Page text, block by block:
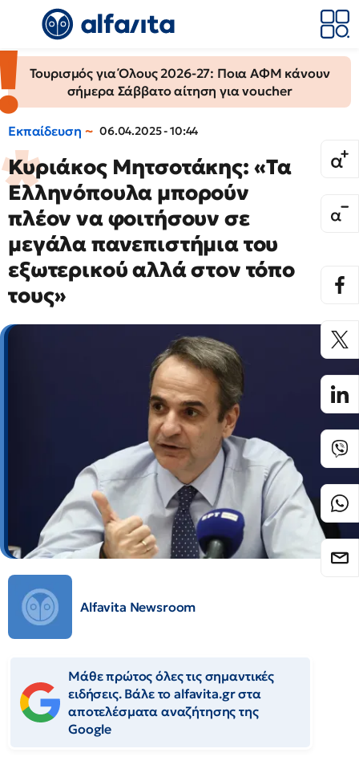
Τουρισμός για Όλους 2026-27: Ποια ΑΦΜ κάνουν
σήμερα Σάββατο αίτηση για voucher
Εκπαίδευση 06.04.2025 - 10:44
Κυριάκος Μητσοτάκης: «Τα
Ελληνόπουλα μπορούν
πλέον να φοιτήσουν σε
μεγάλα πανεπιστήμια του
εξωτερικού αλλά στον τόπο
τους»
Alfavita Newsroom
Μάθε πρώτος όλες τις σημαντικές
ειδήσεις. Βάλε το alfavita.gr στα
αποτελέσματα αναζήτησης της
Google